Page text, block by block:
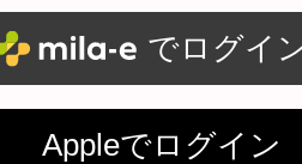
でログイ
Appleでログイン